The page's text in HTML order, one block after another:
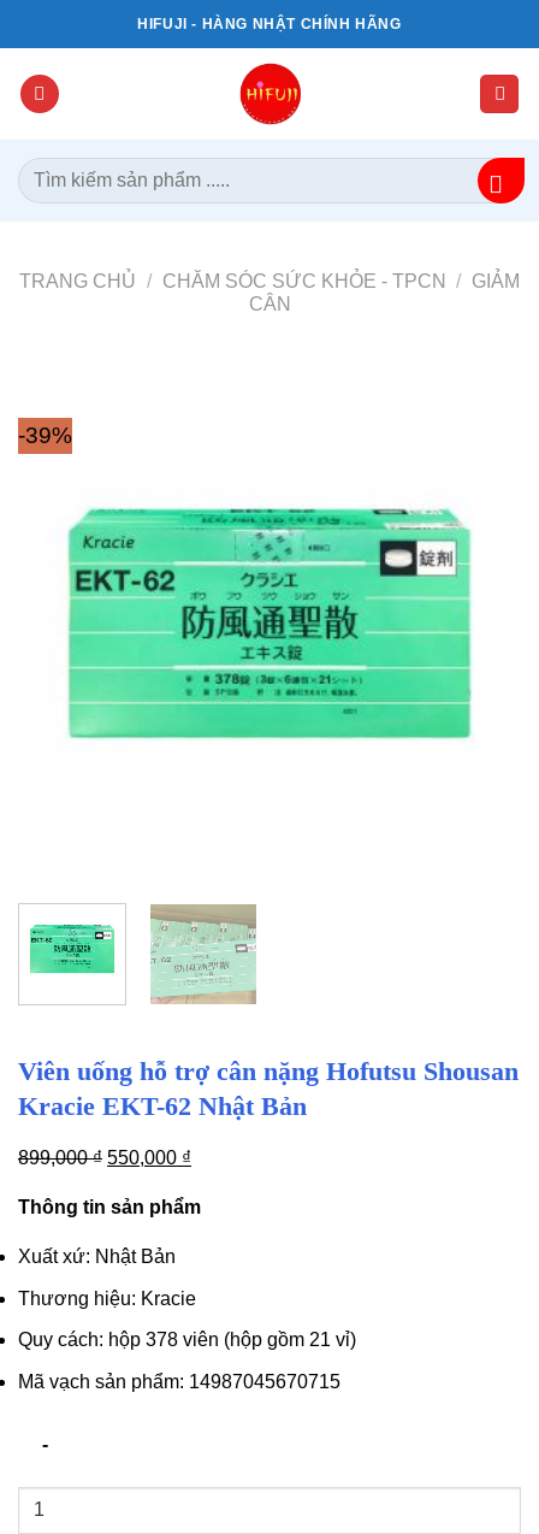
qua
dung
HIFUJI - HÀNG NHẬT CHÍNH HÃNG
Tìm
kiếm:
TRANG CHỦ / CHĂM SÓC SỨC KHỎE - TPCN / GIẢM
CÂN
-39%
Viên uống hỗ trợ cân nặng Hofutsu Shousan
Kracie EKT-62 Nhật Bản
899,000₫ Giá
là:
899,000 ₫.
550,000 ₫
tại
Thông tin sản phẩm
Xuất xứ: Nhật Bản
Thương hiệu: Kracie
Quy cách: hộp 378 viên (hộp gồm 21 vỉ)
Mã vạch sản phẩm: 14987045670715
Viên